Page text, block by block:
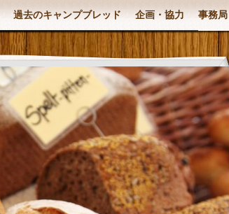
過去のキャンプブレッド 企画・協力 事務局